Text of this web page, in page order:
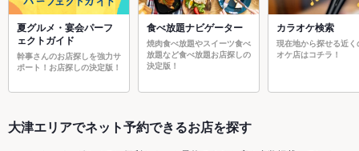
夏グルメ・宴会パーフ
ェクトガイド
幹事さんのお店探しを強力サ
ポート！お店探しの決定版！
食べ放題ナビゲーター
焼肉食べ放題やスイーツ食べ
放題など食べ放題お店探しの
決定版！
カラオケ検索
現在地から探せる近く
オケ店はコチラ！
大津エリアでネット予約できるお店を探す